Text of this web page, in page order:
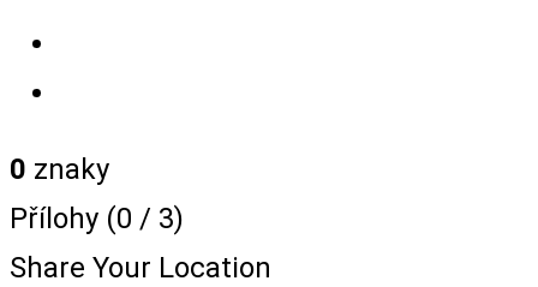
0 znaky
Přílohy (0 / 3)
Share Your Location